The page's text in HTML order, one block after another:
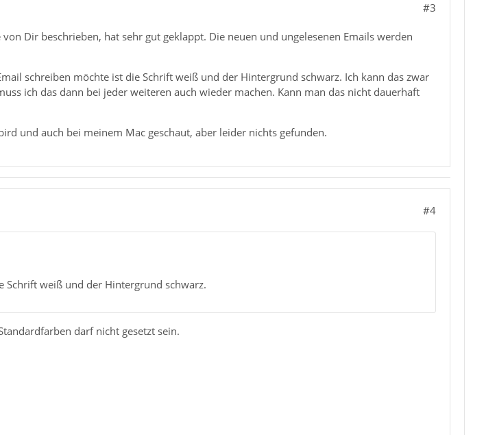
#3
Dir beschrieben, hat sehr gut geklappt. Die neuen und ungelesenen Emails werden
schreiben möchte ist die Schrift weiß und der Hintergrund schwarz. Ich kann das zwar
ich das dann bei jeder weiteren auch wieder machen. Kann man das nicht dauerhaft
und auch bei meinem Mac geschaut, aber leider nichts gefunden.
#4
Schrift weiß und der Hintergrund schwarz.
darf nicht gesetzt sein.